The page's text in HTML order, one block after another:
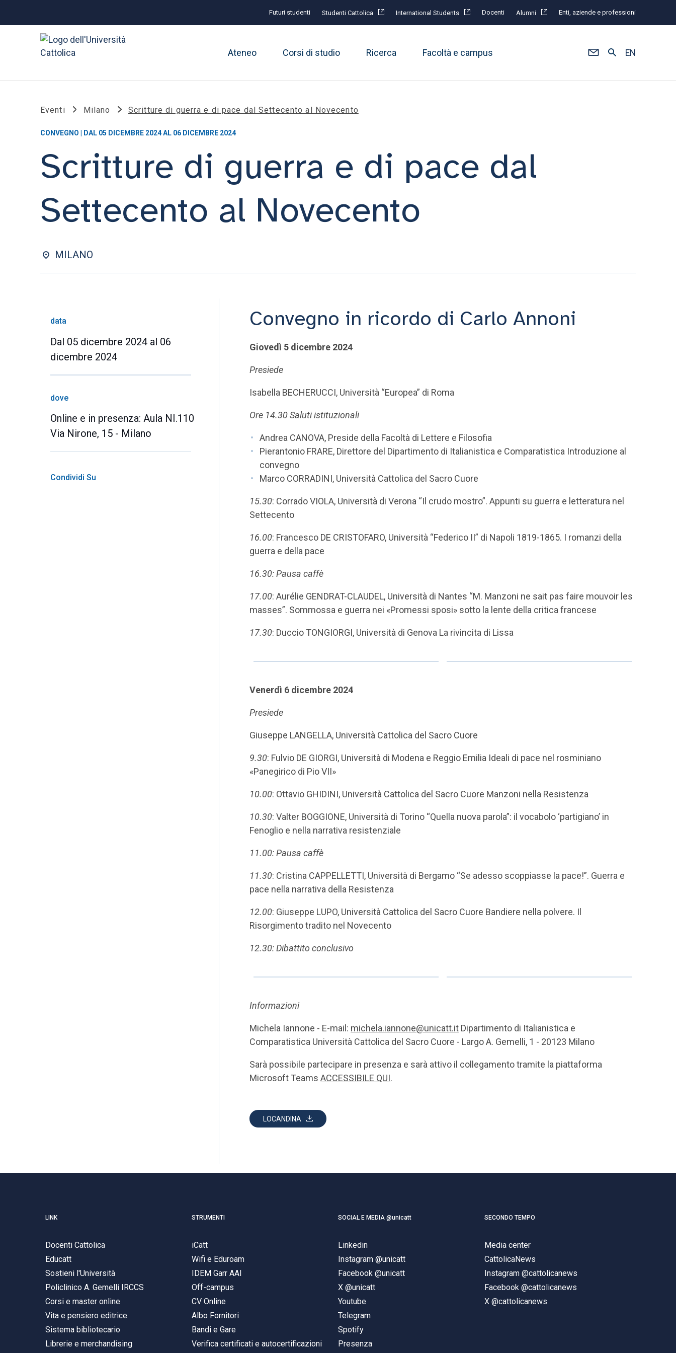
Futuri studenti Studenti Cattolica International Students Docenti Alumni Enti, aziende e professioni
Ateneo Corsi di studio Ricerca Facoltà e campus EN
Eventi Milano Scritture di guerra e di pace dal Settecento al Novecento
CONVEGNO | DAL 05 DICEMBRE 2024 AL 06 DICEMBRE 2024
Scritture di guerra e di pace dal
Settecento al Novecento
MILANO
data
Dal 05 dicembre 2024 al 06
dicembre 2024
dove
Online e in presenza: Aula NI.110
Via Nirone, 15 - Milano
Condividi Su
Convegno in ricordo di Carlo Annoni
Giovedì 5 dicembre 2024
Presiede
Isabella BECHERUCCI, Università “Europea” di Roma
Ore 14.30 Saluti istituzionali
Andrea CANOVA, Preside della Facoltà di Lettere e Filosofia
Pierantonio FRARE, Direttore del Dipartimento di Italianistica e Comparatistica Introduzione al
convegno
Marco CORRADINI, Università Cattolica del Sacro Cuore
15.30: Corrado VIOLA, Università di Verona “Il crudo mostro”. Appunti su guerra e letteratura nel
Settecento
16.00: Francesco DE CRISTOFARO, Università “Federico II” di Napoli 1819-1865. I romanzi della
guerra e della pace
16.30: Pausa caffè
17.00: Aurélie GENDRAT-CLAUDEL, Università di Nantes “M. Manzoni ne sait pas faire mouvoir les
masses”. Sommossa e guerra nei «Promessi sposi» sotto la lente della critica francese
17.30: Duccio TONGIORGI, Università di Genova La rivincita di Lissa
Venerdì 6 dicembre 2024
Presiede
Giuseppe LANGELLA, Università Cattolica del Sacro Cuore
9.30: Fulvio DE GIORGI, Università di Modena e Reggio Emilia Ideali di pace nel rosminiano
«Panegirico di Pio VII»
10.00: Ottavio GHIDINI, Università Cattolica del Sacro Cuore Manzoni nella Resistenza
10.30: Valter BOGGIONE, Università di Torino “Quella nuova parola”: il vocabolo ‘partigiano’ in
Fenoglio e nella narrativa resistenziale
11.00: Pausa caffè
11.30: Cristina CAPPELLETTI, Università di Bergamo “Se adesso scoppiasse la pace!”. Guerra e
pace nella narrativa della Resistenza
12.00: Giuseppe LUPO, Università Cattolica del Sacro Cuore Bandiere nella polvere. Il
Risorgimento tradito nel Novecento
12.30: Dibattito conclusivo
Informazioni
Michela Iannone - E-mail: michela.iannone@unicatt.it Dipartimento di Italianistica e
Comparatistica Università Cattolica del Sacro Cuore - Largo A. Gemelli, 1 - 20123 Milano
Sarà possibile partecipare in presenza e sarà attivo il collegamento tramite la piattaforma
Microsoft TeamsACCESSIBILE QUI.
LOCANDINA
LINK
Docenti Cattolica
Educatt
Sostieni l'Università
Policlinico A. Gemelli IRCCS
Corsi e master online
Vita e pensiero editrice
Sistema bibliotecario
Librerie e merchandising
STRUMENTI
iCatt
Wifi e Eduroam
IDEM Garr AAI
Off-campus
CV Online
Albo Fornitori
Bandi e Gare
Verifica certificati e autocertificazioni
SOCIAL E MEDIA @unicatt
Linkedin
Instagram @unicatt
Facebook @unicatt
X @unicatt
Youtube
Telegram
Spotify
Presenza
SECONDO TEMPO
Media center
CattolicaNews
Instagram @cattolicanews
Facebook @cattolicanews
X @cattolicanews